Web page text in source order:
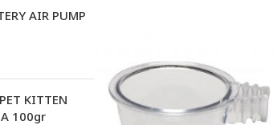
AIR PUMP
KITTEN
100gr